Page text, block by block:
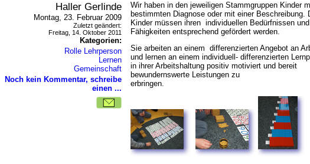
Haller Gerlinde
Montag, 23. Februar 2009
Zuletzt geändert:
Freitag, 14. Oktober 2011
Kategorien:
Rolle Lehrperson
Lernen
Gemeinschaft
Noch kein Kommentar, schreibe
einen ...
Wir haben in den jeweiligen Stammgruppen Kinder
bestimmten Diagnose oder mit einer Beschreibung.
Kinder müssen ihren individuellen Bedürfnissen und
Fähigkeiten entsprechend gefördert werden.
Sie arbeiten an einem differenzierten Angebot an
und lernen an einem individuell- differenzierten
in ihrer Arbeitshaltung positiv motiviert und bereit
bewundernswerte Leistungen zu
erbringen.